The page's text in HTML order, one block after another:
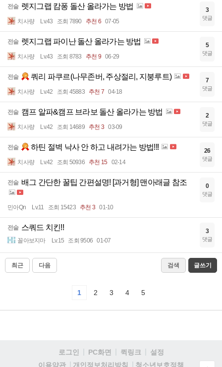
전술 렛지그랩 캄퐁 돌산 올라가는 방법
치사량 Lv.43 조회 7890 추천 6 07-05
3
댓글
전술 렛지그랩 파이난 돌산 올라가는 방법
치사량 Lv.43 조회 8783 추천 9 06-29
5
댓글
전술 쿼리 파쿠르(나무존버, 주상절리, 지붕루트)
치사량 Lv.42 조회 45883 추천 7 04-18
7
댓글
전술 캠프 알파&캠프 브라보 돌산 올라가는 방법
치사량 Lv.42 조회 14689 추천 3 03-09
2
댓글
전술 하틴 절벽 낙사 안 하고 내려가는 방법!!!
치사량 Lv.42 조회 50936 추천 15 02-14
26
댓글
전술 배그 간단한 꿀팁 간편설명! [과거형] 맨아래글 참조
민아Qn Lv.11 조회 15423 추천 3 01-10
0
댓글
전술 스쿼드 치킨!!
꼴아보지마 Lv.15 조회 9506 01-07
3
댓글
최근 다음 검색 글쓰기
1 2 3 4 5
로그인 PC화면 퀵링크
설정
이용약관
개인정보처리방침 청소년보호정책